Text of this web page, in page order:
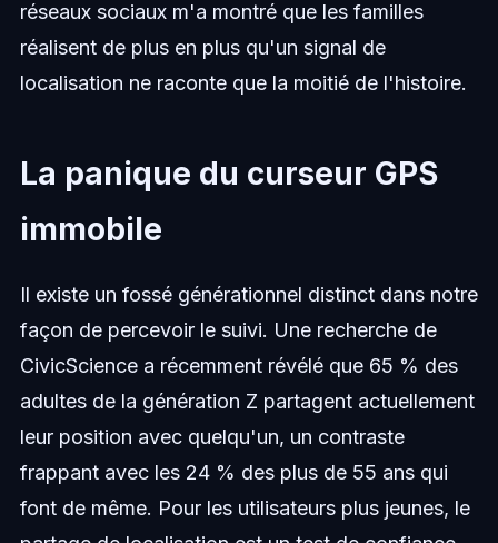
réseaux sociaux m'a montré que les familles
réalisent de plus en plus qu'un signal de
localisation ne raconte que la moitié de l'histoire.
La panique du curseur GPS
immobile
Il existe un fossé générationnel distinct dans notre
façon de percevoir le suivi. Une recherche de
CivicScience a récemment révélé que 65 % des
adultes de la génération Z partagent actuellement
leur position avec quelqu'un, un contraste
frappant avec les 24 % des plus de 55 ans qui
font de même. Pour les utilisateurs plus jeunes, le